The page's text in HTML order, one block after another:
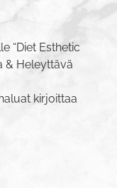
“Diet Esthetic
& Heleyttävä
kirjoittaa